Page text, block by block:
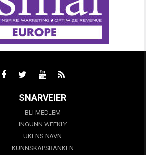
SNARVEIER
BLI MEDLEM
INGUNN WEEKLY
UKENS NAVN
KUNNSKAPSBANKEN